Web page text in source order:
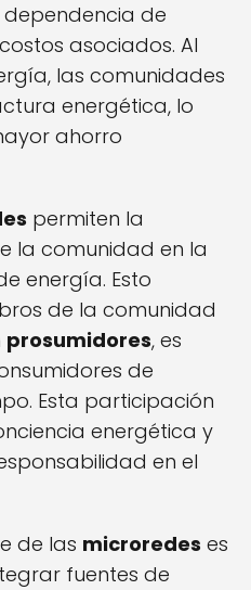
de
asociados. Al
las comunidades
energética, lo
ahorro
permiten la
la comunidad en la
energía. Esto
de la comunidad
prosumidores, es
de
Esta participación
energética y
en el
de las microredes es
fuentes de